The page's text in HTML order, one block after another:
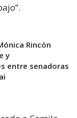
Rincón
y
entre senadoras